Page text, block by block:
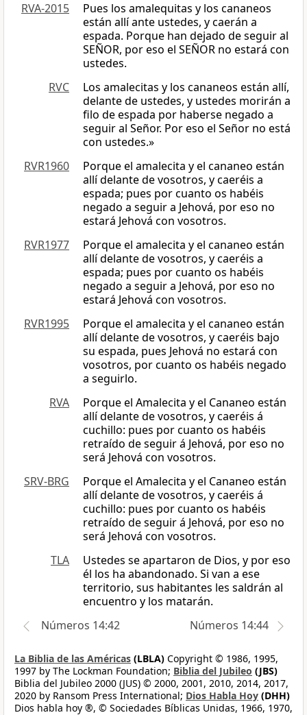
RVA-2015
Pues los amalequitas y los cananeos
están allí ante ustedes, y caerán a
espada. Porque han dejado de seguir al
SEÑOR, por eso el SEÑOR no estará con
ustedes.
RVC
Los amalecitas y los cananeos están allí,
delante de ustedes, y ustedes morirán a
filo de espada por haberse negado a
seguir al Señor. Por eso el Señor no está
con ustedes.»
RVR1960
Porque el amalecita y el cananeo están
allí delante de vosotros, y caeréis a
espada; pues por cuanto os habéis
negado a seguir a Jehová, por eso no
estará Jehová con vosotros.
RVR1977
Porque el amalecita y el cananeo están
allí delante de vosotros, y caeréis a
espada; pues por cuanto os habéis
negado a seguir a Jehová, por eso no
estará Jehová con vosotros.
RVR1995
Porque el amalecita y el cananeo están
allí delante de vosotros, y caeréis bajo
su espada, pues Jehová no estará con
vosotros, por cuanto os habéis negado
a seguirlo.
RVA
Porque el Amalecita y el Cananeo están
allí delante de vosotros, y caeréis á
cuchillo: pues por cuanto os habéis
retraído de seguir á Jehová, por eso no
será Jehová con vosotros.
SRV-BRG
Porque el Amalecita y el Cananeo están
allí delante de vosotros, y caeréis á
cuchillo: pues por cuanto os habéis
retraído de seguir á Jehová, por eso no
será Jehová con vosotros.
TLA
Ustedes se apartaron de Dios, y por eso
él los ha abandonado. Si van a ese
territorio, sus habitantes les saldrán al
encuentro y los matarán.
Números 14:42
Números 14:44
La Biblia de las Américas (LBLA) Copyright © 1986, 1995,
1997 by The Lockman Foundation; Biblia del Jubileo (JBS)
Biblia del Jubileo 2000 (JUS) © 2000, 2001, 2010, 2014, 2017,
2020 by Ransom Press International; Dios Habla Hoy (DHH)
Dios habla hoy ®, © Sociedades Bíblicas Unidas, 1966, 1970,